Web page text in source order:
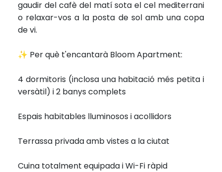
gaudir del cafè del matí sota el cel mediterrani
o relaxar-vos a la posta de sol amb una copa
de vi.
✨ Per què t'encantarà Bloom Apartment:
4 dormitoris (inclosa una habitació més petita i
versàtil) i 2 banys complets
Espais habitables lluminosos i acollidors
Terrassa privada amb vistes a la ciutat
Cuina totalment equipada i Wi-Fi ràpid